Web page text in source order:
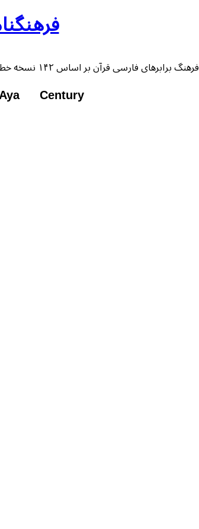
فرهنگ برابرهای فارسی قرآن بر اساس ۱۴۲ نسخه خطی کهن محفوظ در کتابخانه مرکزی آستان قدس رضوی
Century